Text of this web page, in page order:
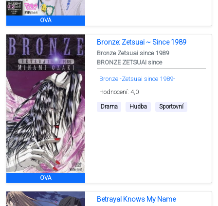
OVA
OVA
Bronze: Zetsuai ~ Since 1989
Bronze Zetsuai since 1989
BRONZE ZETSUAI since
Bronze -Zetsuai since 1989-
Hodnocení: 4,0
Drama Hudba Sportovní
Betrayal Knows My Name